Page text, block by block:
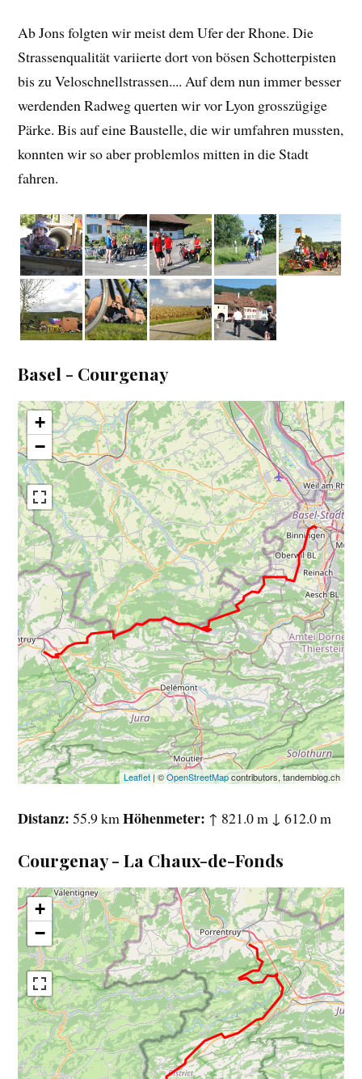
Ab Jons folgten wir meist dem Ufer der Rhone. Die
Strassenqualität variierte dort von bösen Schotterpisten
bis zu Veloschnellstrassen.... Auf dem nun immer besser
werdenden Radweg querten wir vor Lyon grosszügige
Pärke. Bis auf eine Baustelle, die wir umfahren mussten,
konnten wir so aber problemlos mitten in die Stadt
fahren.
Basel - Courgenay
+
−
Leaflet| ©OpenStreetMapcontributors, tandemblog.ch
Distanz 55.9 km Höhenmeter ↑ 821.0 m ↓ 612.0 m
Courgenay - La Chaux-de-Fonds
+
−